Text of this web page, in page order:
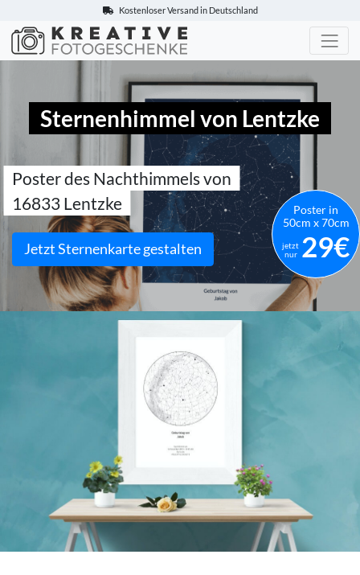
Kostenloser Versand in Deutschland
Kreative-Fotogeschenke.de
Sternenhimmel von Lentzke
Poster des Nachthimmels von
16833 Lentzke
Jetzt Sternenkarte gestalten
Poster in
50cm x 70cm
jetzt
nur 29€